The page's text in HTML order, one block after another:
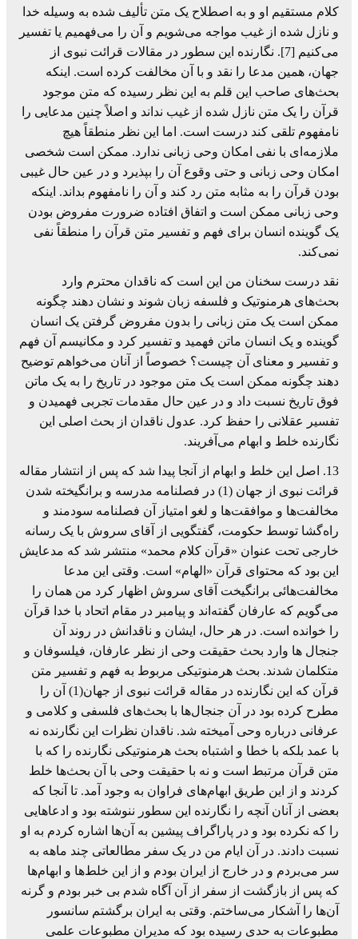
کلام مستقیم او و به اصطلاح یک متن تألیف شده به وسیله خدا
و نازل شده از غیب مواجه می‌شویم و آن را می‌فهمیم یا تفسیر
می‌کنیم [7]. نگارنده این سطور در مقالات قرائت نبوی از
جهان، همین مدعا را نقد و با آن مخالفت کرده است. اینکه
بحث‌های صاحب این قلم به این نظر رسیده که متن موجود
قرآن را یک متن نازل شده از غیب نداند و اصلاً چنین مدعایی را
نامفهوم تلقی کند درست است. اما این نظر منطقاً هیچ
ملازمه‌ای با نفی امکان وحی زبانی ندارد. ممکن است شخصی
امکان وحی زبانی و حتی وقوع آن را بپذیرد و در عین حال غیبی
بودن قرآن را به مثابه متن رد کند و آن را نامفهوم بداند. اینکه
وحی زبانی ممکن است و اتفاق افتاده ضرورت مفروض بودن
یک گوینده انسان برای فهم و تفسیر متن قرآن را منطقاً نفی
نمی‌کند.
نقد درست سخنان من این است که ناقدان محترم وارد
بحث‌های هرمنوتیک و فلسفه زبان شوند و نشان دهند چگونه
ممکن است یک متن زبانی را بدون مفروض گرفتن یک انسان
گوینده و یک انسان ماتن فهمید و تفسیر کرد و مکانیسم آن فهم
و تفسیر و معنای آن چیست؟ خصوصاً از آنان می‌خواهم توضیح
دهند چگونه ممکن است یک متن موجود در تاریخ را به یک ماتن
فوق تاریخ نسبت داد و در عین حال مقدمات تجربی فهمیدن و
تفسیر عقلانی را حفظ کرد. عدول ناقدان از بحث اصلی این
نگارنده خلط و ابهام می‌آفریند.
13. اصل این خلط و ابهام از آنجا پیدا شد که پس از انتشار مقاله
قرائت نبوی از جهان (1) در فصلنامه مدرسه و برانگیخته شدن
مخالفت‌ها و موافقت‌ها و لغو امتیاز آن فصلنامه سودمند و
راه‌گشا توسط حکومت، گفتگویی از آقای سروش با یک رسانه
خارجی تحت عنوان «قرآن کلام محمد» منتشر شد که مدعایش
این بود که محتوای قرآن «الهام» است. وقتی این مدعا
مخالفت‌هائی برانگیخت آقای سروش اظهار کرد من همان را
می‌گویم که عارفان گفته‌اند و پیامبر در مقام اتحاد با خدا قرآن
را خوانده است. در هر حال، ایشان و ناقدانش در روند آن
جنجال ها وارد بحث حقیقت وحی از نظر عارفان، فیلسوفان و
متکلمان شدند. بحث هرمنوتیکی مربوط به فهم و تفسیر متن
قرآن که این نگارنده در مقاله قرائت نبوی از جهان(1) آن را
مطرح کرده بود در آن جنجال‌ها با بحث‌های فلسفی و کلامی و
عرفانی درباره وحی آمیخته شد. ناقدان نظرات این نگارنده نه
با عمد بلکه با خطا و اشتباه بحث هرمنوتیکی نگارنده را که با
متن قرآن مرتبط است و نه با حقیقت وحی با آن بحث‌ها خلط
کردند و از این طریق ابهام‌های فراوان به وجود آمد. تا آنجا که
بعضی از آنان آنچه را نگارنده این سطور ننوشته بود و ادعاهایی
را که نکرده بود و در پاراگراف پیشین به آن‌ها اشاره کردم به او
نسبت دادند. در آن ایام من در یک سفر مطالعاتی چند ماهه به
سر می‌بردم و در خارج از ایران بودم و از این خلط‌ها و ابهام‌ها
که پس از بازگشت از سفر از آن آگاه شدم بی خبر بودم و گرنه
آن‌ها را آشکار می‌ساختم. وقتی به ایران برگشتم سانسور
مطبوعات به حدی رسیده بود که مدیران مطبوعات علمی